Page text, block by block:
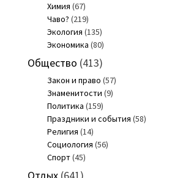
Химия (67)
Чаво? (219)
Экология (135)
Экономика (80)
Общество (413)
Закон и право (57)
Знаменитости (9)
Политика (159)
Праздники и события (58)
Религия (14)
Социология (56)
Спорт(45)